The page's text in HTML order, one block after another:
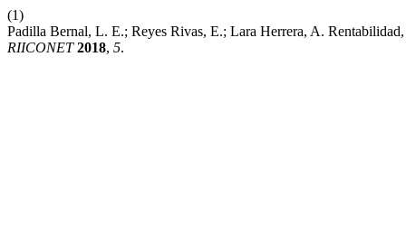
(1)
Padilla Bernal, L. E.; Reyes Rivas, E.; Lara Herrera, A.
RIICONET 2018, 5.